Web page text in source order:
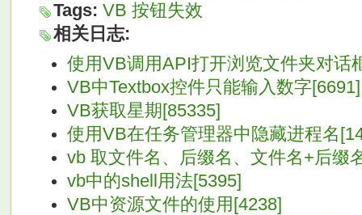
Tags: VB 按钮失效
相关日志:
使用VB调用API打开浏览文件夹对话
VB中Textbox控件只能输入数字[6691]
VB获取星期[85335]
使用VB在任务管理器中隐藏进程名
vb 取文件名、后缀名、文件名+后缀
vb中的shell用法[5395]
VB中资源文件的使用[4238]